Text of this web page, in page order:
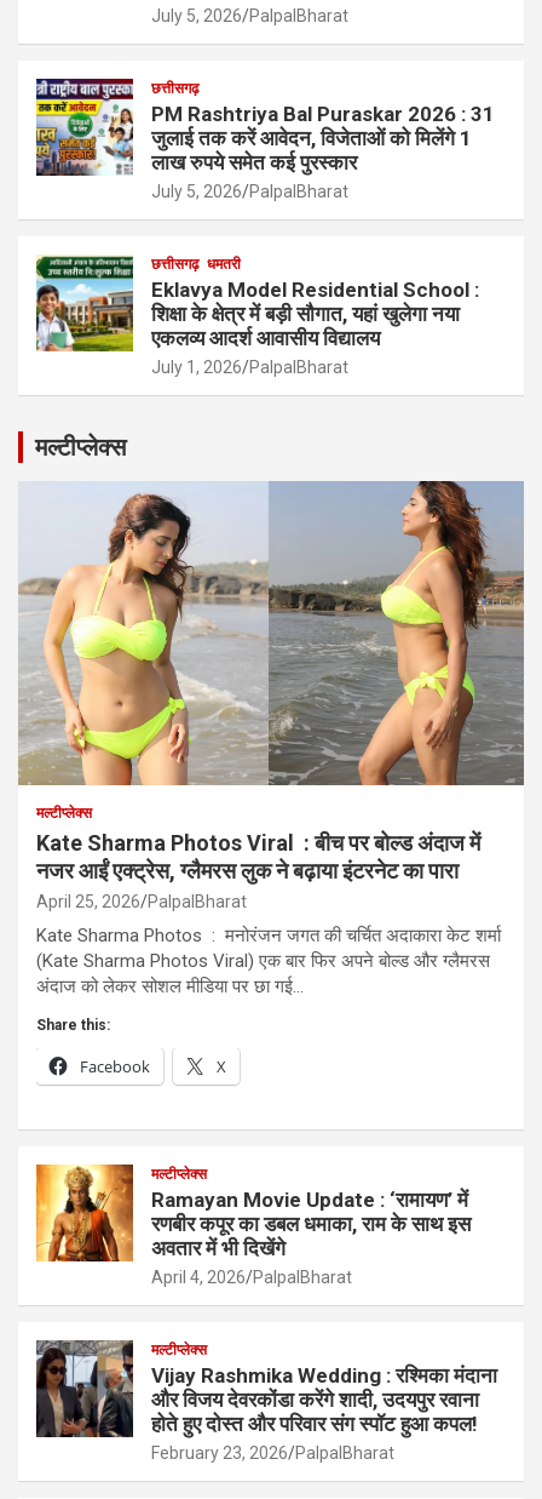
July 5, 2026 PalpalBharat
छत्तीसगढ़
PM Rashtriya Bal Puraskar 2026 : 31
जुलाई तक करें आवेदन, विजेताओं को मिलेंगे 1
लाख रुपये समेत कई पुरस्कार
July 5, 2026 PalpalBharat
छत्तीसगढ़ धमतरी
Eklavya Model Residential School :
शिक्षा के क्षेत्र में बड़ी सौगात, यहां खुलेगा नया
एकलव्य आदर्श आवासीय विद्यालय
July 1, 2026 PalpalBharat
मल्टीप्लेक्स
मल्टीप्लेक्स
Kate Sharma Photos Viral : बीच पर बोल्ड अंदाज में
नजर आईं एक्ट्रेस, ग्लैमरस लुक ने बढ़ाया इंटरनेट का पारा
April 25, 2026 PalpalBharat
Kate Sharma Photos : मनोरंजन जगत की चर्चित अदाकारा केट शर्मा
(Kate Sharma Photos Viral) एक बार फिर अपने बोल्ड और ग्लैमरस
अंदाज को लेकर सोशल मीडिया पर छा गई…
Share this:
Facebook X
मल्टीप्लेक्स
Ramayan Movie Update : ‘रामायण’ में
रणबीर कपूर का डबल धमाका, राम के साथ इस
अवतार में भी दिखेंगे
April 4, 2026 PalpalBharat
मल्टीप्लेक्स
Vijay Rashmika Wedding : रश्मिका मंदाना
और विजय देवरकोंडा करेंगे शादी, उदयपुर रवाना
होते हुए दोस्त और परिवार संग स्पॉट हुआ कपल!
February 23, 2026 PalpalBharat